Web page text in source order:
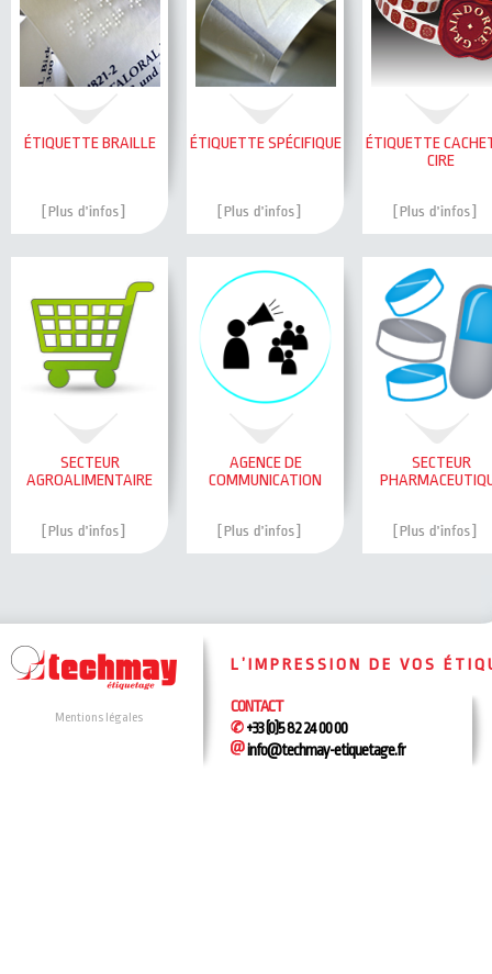
ÉTIQUETTE BRAILLE ÉTIQUETTE SPÉCIFIQUE
ÉTIQUETTE
CIRE
SECTEUR
AGROALIMENTAIRE
AGENCE DE
COMMUNICATION
SECTEUR
Mentions légales
L’IMPRESSION DE VOS
CONTACT
+33 (0)5 82 24 00 00
info@techmay-etiquetage.fr